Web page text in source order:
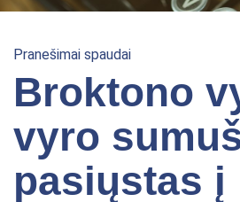
Pranešimai spaudai
Broktono
vyro
pasiųstas į